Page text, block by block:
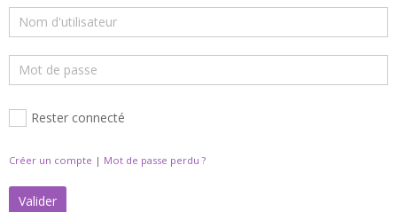
Rester connecté
Créer un compte | Mot de passe perdu ?
Valider